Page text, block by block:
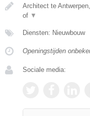
Architect te
of ▼
Diensten: Nieuwbouw
Openingstijden
Sociale media: